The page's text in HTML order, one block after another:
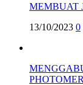
MEMBUAT
13/10/2023 0